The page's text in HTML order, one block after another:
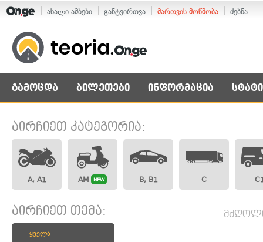
ახალი ამბები განტვირთვა მართვის მოწმობა ძებნა
გამოცდა ბილეთები ინფორმაცია
აირჩიეთ კატეგორია:
A, A1 AM NEW B, B1 C
აირჩიეთ თემა:
ყველა